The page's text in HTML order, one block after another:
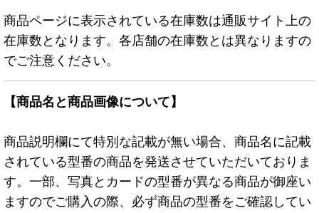
商品ページに表示されている在庫数は通販サイト上の
在庫数となります。各店舗の在庫数とは異なりますの
でご注意ください。
【商品名と商品画像について】
商品説明欄にて特別な記載が無い場合、商品名に記載
されている型番の商品を発送させていただいておりま
す。一部、写真とカードの型番が異なる商品が御座い
ますのでご購入の際、必ず商品の型番をご確認してい